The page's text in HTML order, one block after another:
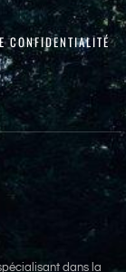
CONFIDENTIALITÉ
dans la